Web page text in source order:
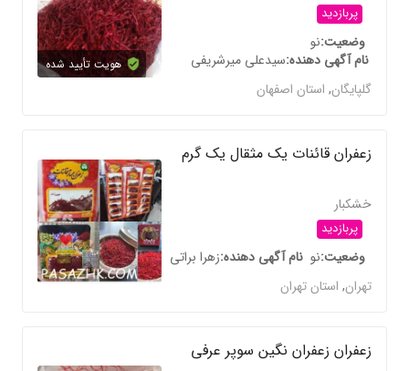
پربازدید
وضعیتنو
نام آگهی دهندهسیدعلی میرشریفی
گلپایگان,استان اصفهان
هویت تأیید شده
زعفران قائنات یک مثقال یک گرم
خشکبار
پربازدید
وضعیتنو نام آگهی دهندهزهرا براتی
تهران,استان تهران
زعفران زعفران نگین سوپر عرفی